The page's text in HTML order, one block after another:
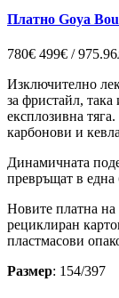
Платно Goya
780€ 499€ /
Изключително
за фристайл,
експлозивна
карбонови и
Динамичната
превръщат в
Новите платна на
рециклиран
пластмасови
Размер: 154/397